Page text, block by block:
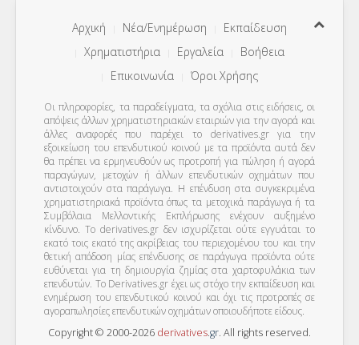
Αρχική Νέα/Ενημέρωση
Εκπαίδευση
Χρηματιστήρια
Εργαλεία
Βοήθεια
Επικοινωνία
Όροι Χρήσης
Οι πληροφορίες, τα παραδείγματα, τα σχόλια στις ειδήσεις, οι
απόψεις άλλων χρηματιστηριακών εταιριών για την αγορά και
άλλες αναφορές που παρέχει το derivatives.gr για την
εξοικείωση του επενδυτικού κοινού με τα προϊόντα αυτά δεν
θα πρέπει να ερμηνευθούν ως προτροπή για πώληση ή αγορά
παραγώγων, μετοχών ή άλλων επενδυτικών οχημάτων που
αντιστοιχούν στα παράγωγα. Η επένδυση στα συγκεκριμένα
χρηματιστηριακά προϊόντα όπως τα μετοχικά παράγωγα ή τα
Συμβόλαια Μελλοντικής Εκπλήρωσης ενέχουν αυξημένο
κίνδυνο. Το derivatives.gr δεν ισχυρίζεται ούτε εγγυάται το
εκατό τοις εκατό της ακρίβειας του περιεχομένου του και την
θετική απόδοση μίας επένδυσης σε παράγωγα προϊόντα ούτε
ευθύνεται για τη δημιουργία ζημίας στα χαρτοφυλάκια των
επενδυτών. To Derivatives.gr έχει ως στόχο την εκπαίδευση και
ενημέρωση του επενδυτικού κοινού και όχι τις προτροπές σε
αγοραπωλησίες επενδυτικών οχημάτων οποιουδήποτε είδους.
Copyright © 2000-2026 derivatives.gr. All rights reserved.